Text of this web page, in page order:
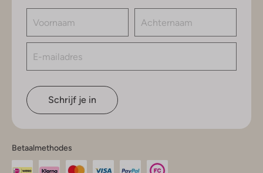
Schrijf je in
Betaalmethodes